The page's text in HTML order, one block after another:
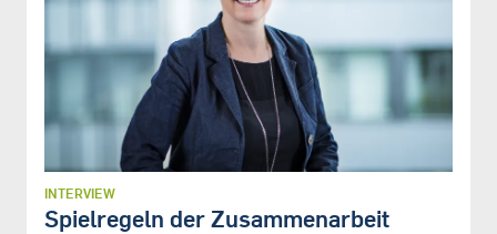
INTERVIEW
Spielregeln der Zusammenarbeit